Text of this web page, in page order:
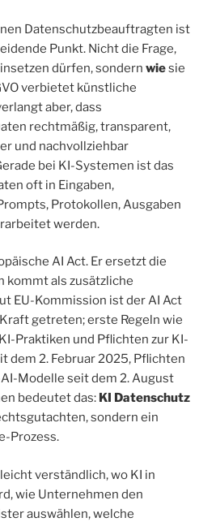
Datenschutzbeauftragten ist
Punkt. Nicht die Frage,
dürfen, sondern wiesie
verbietet künstliche
aber, dass
rechtmäßig, transparent,
und nachvollziehbar
bei KI-Systemen ist das
oft in Eingaben,
Protokollen, Ausgaben
werden.
AI Act. Er ersetzt die
kommt als zusätzliche
EU-Kommission ist der AI Act
getreten; erste Regeln wie
Praktiken und Pflichten zur KI-
dem 2. Februar 2025, Pflichten
Modelle seit dem 2. August
bedeutet das: KI Datenschutz
sondern ein
Prozess.
verständlich, wo KI in
wie Unternehmen den
auswählen, welche